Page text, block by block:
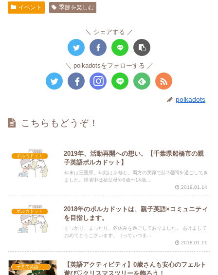
イベント 季節を楽しむ
シェアする
polkadotsをフォローする
polkadots
こちらもどうぞ！
ポルカドット
2019年、活動再開への想い。【千葉県船橋市の親
子英語ポルカドット】
年末は三重県、年始は京都と、両方の実家で計2週間を過ごしてき
ました。帰省中は祖父母や0歳〜14歳...
2019.01.14
ポルカドット
2018年のポルカドットは、親子英語×コミュニティ
を目指します。
すっかり、まったり、冬休みを過ごしておりました。 あけまして
おめでとうございます。（っていつま...
2018.01.11
子育て英語講座
【英語アクティビティ】0歳さんも安心のフェルト
遊び♡クリスマスツリーを飾ろう！